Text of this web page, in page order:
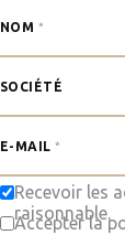
NOM
SOCIÉTÉ
E-MAIL
Recevoir les
raisonnable.
Accepter la